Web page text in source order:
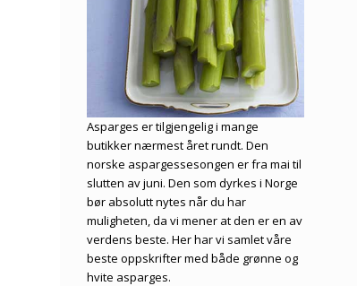
Asparges er tilgjengelig i mange
butikker nærmest året rundt. Den
norske aspargessesongen er fra mai til
slutten av juni. Den som dyrkes i Norge
bør absolutt nytes når du har
muligheten, da vi mener at den er en av
verdens beste. Her har vi samlet våre
beste oppskrifter med både grønne og
hvite asparges.